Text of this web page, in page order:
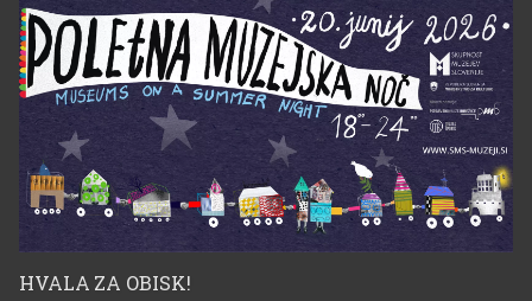
HVALA ZA OBISK!